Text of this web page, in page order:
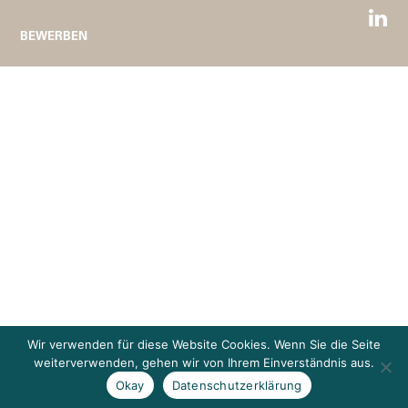
BEWERBEN
Wir verwenden für diese Website Cookies. Wenn Sie die Seite
weiterverwenden, gehen wir von Ihrem Einverständnis aus.
Okay
Datenschutzerklärung